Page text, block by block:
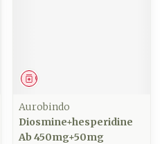
Geneesmiddel
Aurobindo
Diosmine+hesperidine
Ab 450mg+50mg